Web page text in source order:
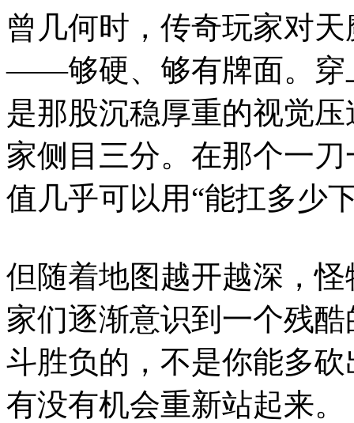
曾几何时，传奇玩家对
——够硬、够有牌面。穿
是那股沉稳厚重的视觉
家侧目三分。在那个一
值几乎可以用“能扛多少
但随着地图越开越深，
家们逐渐意识到一个残
斗胜负的，不是你能多
有没有机会重新站起来。